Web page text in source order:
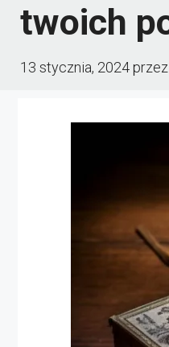
twoich
13 stycznia, 2024przez